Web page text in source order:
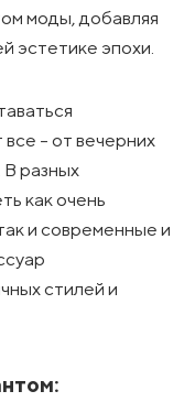
моды, добавляя
эстетике эпохи.
- от вечерних
разных
как очень
и современные и
стилей и